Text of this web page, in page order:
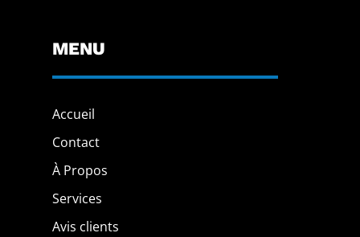
MENU
Accueil
Contact
À Propos
Services
Avis clients